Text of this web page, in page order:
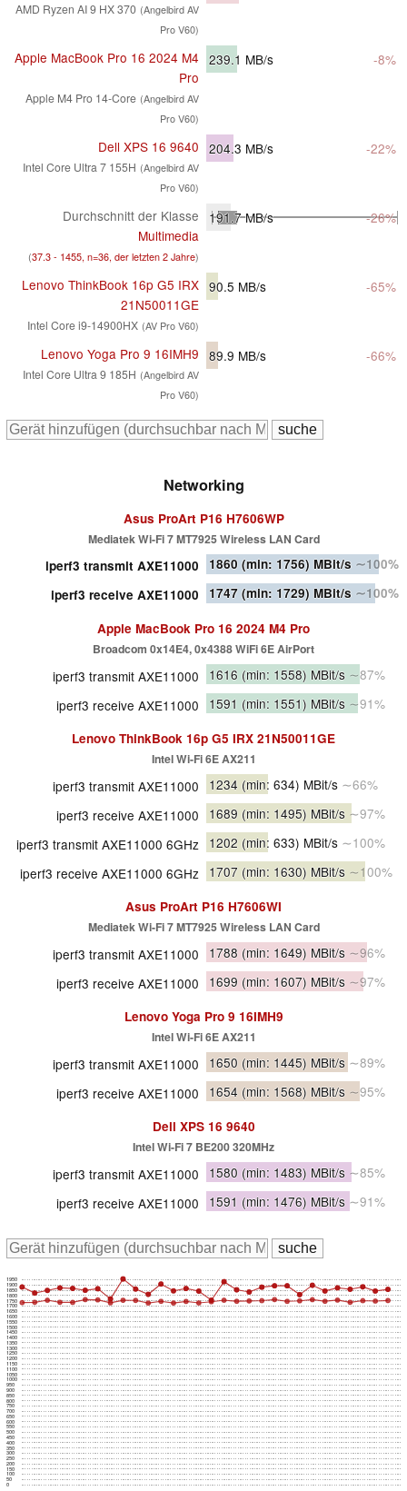
AMD Ryzen AI 9 HX 370 (Angelbird AV
Pro V60)
Apple MacBook Pro 16 2024 M4
Pro
Apple M4 Pro 14-Core (Angelbird AV
Pro V60)
239.1 MB/s -8%
Dell XPS 16 9640
Intel Core Ultra 7 155H (Angelbird AV
Pro V60)
204.3 MB/s -22%
Durchschnitt der Klasse
Multimedia
(37.3 - 1455, n=36, der letzten 2 Jahre)
191.7MB/s -26%
Lenovo ThinkBook 16p G5 IRX
21N50011GE
Intel Core i9-14900HX (AV Pro V60)
90.5 MB/s -65%
Lenovo Yoga Pro 9 16IMH9
Intel Core Ultra 9 185H (Angelbird AV
Pro V60)
89.9 MB/s -66%
Networking
Asus ProArt P16 H7606WP
Mediatek Wi-Fi 7 MT7925 Wireless LAN Card
iperf3 transmit AXE11000 1860 (min: 1756) MBit/s ∼100%
iperf3 receive AXE11000
1747 (min: 1729) MBit/s ∼100%
Apple MacBook Pro 16 2024 M4 Pro
Broadcom 0x14E4, 0x4388 WiFi 6E AirPort
iperf3 transmit AXE11000 1616 (min: 1558) MBit/s ∼87%
iperf3 receive AXE11000
1591 (min: 1551) MBit/s ∼91%
Lenovo ThinkBook 16p G5 IRX 21N50011GE
Intel Wi-Fi 6E AX211
iperf3 transmit AXE11000 1234 (min: 634) MBit/s ∼66%
iperf3 receive AXE11000
1689 (min: 1495) MBit/s ∼97%
iperf3 transmit AXE11000 6GHz 1202 (min: 633) MBit/s ∼100%
iperf3 receive AXE11000 6GHz 1707 (min: 1630) MBit/s ∼100%
Asus ProArt P16 H7606WI
Mediatek Wi-Fi 7 MT7925 Wireless LAN Card
iperf3 transmit AXE11000 1788 (min: 1649) MBit/s ∼96%
iperf3 receive AXE11000
1699 (min: 1607) MBit/s ∼97%
Lenovo Yoga Pro 9 16IMH9
Intel Wi-Fi 6E AX211
iperf3 transmit AXE11000 1650 (min: 1445) MBit/s ∼89%
iperf3 receive AXE11000
1654 (min: 1568) MBit/s ∼95%
Dell XPS 16 9640
Intel Wi-Fi 7 BE200 320MHz
iperf3 transmit AXE11000 1580 (min: 1483) MBit/s ∼85%
iperf3 receive AXE11000
1591 (min: 1476) MBit/s ∼91%
0
50
100
150
200
250
300
350
400
450
500
550
600
650
700
750
800
850
900
950
1000
1050
1100
1150
1200
1250
1300
1350
1400
1450
1500
1550
1600
1650
1700
1750
1800
1850
1900
1950